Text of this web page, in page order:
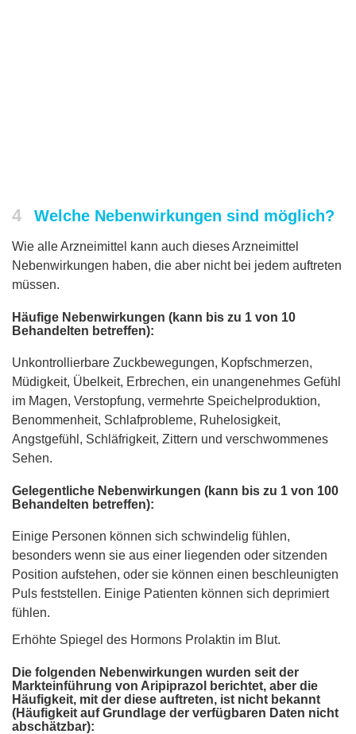
4 Welche Nebenwirkungen sind möglich?
Wie alle Arzneimittel kann auch dieses Arzneimittel
Nebenwirkungen haben, die aber nicht bei jedem auftreten
müssen.
Häufige Nebenwirkungen (kann bis zu 1 von 10
Behandelten betreffen):
Unkontrollierbare Zuckbewegungen, Kopfschmerzen,
Müdigkeit, Übelkeit, Erbrechen, ein unangenehmes Gefühl
im Magen, Verstopfung, vermehrte Speichelproduktion,
Benommenheit, Schlafprobleme, Ruhelosigkeit,
Angstgefühl, Schläfrigkeit, Zittern und ­verschwommenes
Sehen.
Gelegentliche Nebenwirkungen (kann bis zu 1 von 100
Behandelten betreffen):
Einige Personen können sich schwindelig fühlen,
besonders wenn sie aus einer liegenden oder sitzenden
Position aufstehen, oder sie können einen beschleunigten
Puls feststellen. Einige Patienten können sich deprimiert
fühlen.
Erhöhte Spiegel des Hormons Prolaktin im Blut.
Die folgenden Nebenwirkungen wurden seit der
Markteinführung von Aripiprazol berichtet, aber die
Häufigkeit, mit der diese auftreten, ist nicht bekannt
(Häufigkeit auf Grundlage der verfügbaren Daten nicht
abschätzbar):